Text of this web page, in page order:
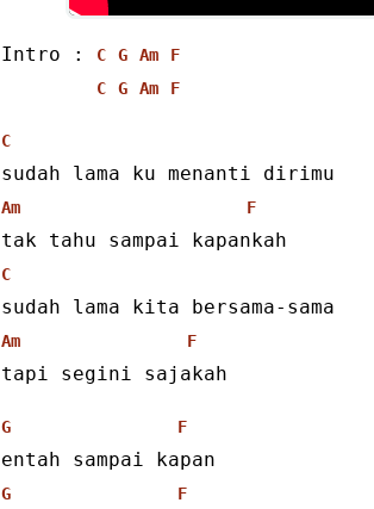
Intro : C G Am
F
C
G Am F
C
sudah lama ku menanti dirimu
Am F
tak tahu sampai kapankah
C
sudah lama kita bersama-sama
Am F
tapi segini sajakah
G F
entah sampai kapan
G F